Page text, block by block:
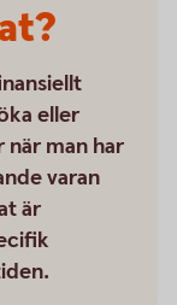
eller
man har
varan
är